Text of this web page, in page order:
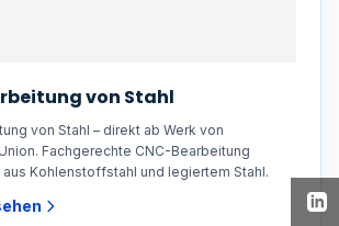
von Stahl
von Stahl – direkt ab Werk von
Fachgerechte CNC-Bearbeitung
Kohlenstoffstahl und legiertem Stahl.